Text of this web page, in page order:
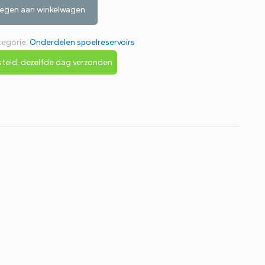
aan winkelwagen
Onderdelen spoelreservoirs
dezelfde dag verzonden